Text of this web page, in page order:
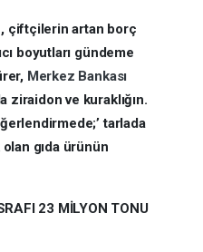
çiftçilerin artan borç
boyutları gündeme
Merkez Bankası
ziraidon ve kuraklığın.
tarlada
gıda ürünün
23 MİLYON TONU